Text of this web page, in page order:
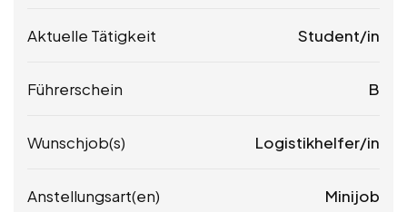
Aktuelle Tätigkeit Student/in
Führerschein B
Wunschjob(s) Logistikhelfer/in
Anstellungsart(en) Minijob